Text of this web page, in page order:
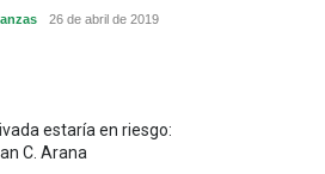
26 de abril de 2019
estaría en riesgo:
C. Arana